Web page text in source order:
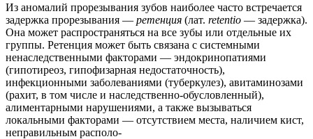
Из аномалий прорезывания зубов наиболее часто встречается
задержка прорезывания — ретенция (лат. retentio — задержка).
Она может распространяться на все зубы или отдельные их
группы. Ретенция может быть связана с системными
ненаследственными факторами — эндокринопатиями
(гипотиреоз, гипофизарная недостаточность),
инфекционными заболеваниями (туберкулез), авитаминозами
(рахит, в том числе и наследственно-обусловленный),
алиментарными нарушениями, а также вызываться
локальными факторами — отсутствием места, наличием кист,
неправильным располо-